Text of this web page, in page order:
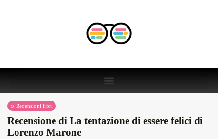
Recensioni libri
Recensione di La tentazione di essere felici di
Lorenzo Marone